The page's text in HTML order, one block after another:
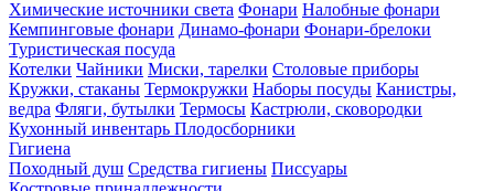
Химические источники света Фонари Налобные фонари
Кемпинговые фонари Динамо-фонари Фонари-брелоки
Туристическая посуда
Котелки Чайники Миски, тарелки Столовые приборы
Кружки, стаканы Термокружки Наборы посуды Канистры,
ведра Фляги, бутылки Термосы Кастрюли, сковородки
Кухонный инвентарь Плодосборники
Гигиена
Походный душ Средства гигиены Писсуары